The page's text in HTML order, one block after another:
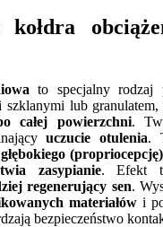
kołdra
to specjalny rodzaj
lub granulatem,
całej powierzchni.
uczucie otulenia.
(propriocepcję)
zasypianie. Efekt
regenerujący sen.
materiałów i
bezpieczeństwo